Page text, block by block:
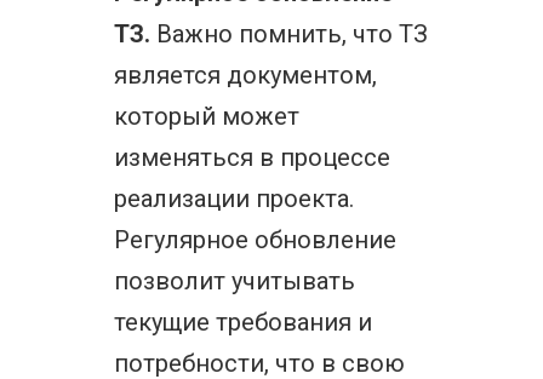
ТЗ. Важно помнить, что ТЗ
является документом,
который может
изменяться в процессе
реализации проекта.
Регулярное обновление
позволит учитывать
текущие требования и
потребности, что в свою